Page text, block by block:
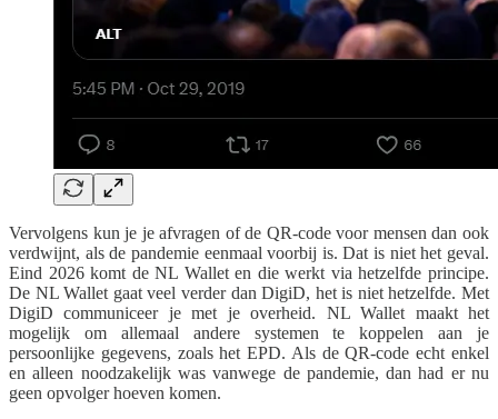
Vervolgens kun je je afvragen of de QR-code voor mensen dan ook
verdwijnt, als de pandemie eenmaal voorbij is. Dat is niet het geval.
Eind 2026 komt de NL Wallet en die werkt via hetzelfde principe.
De NL Wallet gaat veel verder dan DigiD, het is niet hetzelfde. Met
DigiD communiceer je met je overheid. NL Wallet maakt het
mogelijk om allemaal andere systemen te koppelen aan je
persoonlijke gegevens, zoals het EPD. Als de QR-code echt enkel
en alleen noodzakelijk was vanwege de pandemie, dan had er nu
geen opvolger hoeven komen.